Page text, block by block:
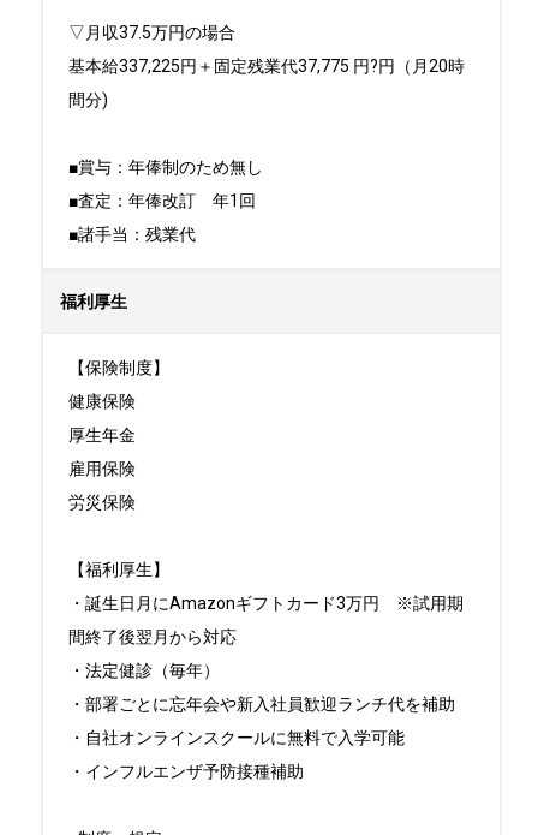
▽月収37.5万円の場合
基本給337,225円＋固定残業代37,775 円?円（月20時
間分)
■賞与：年俸制のため無し
■査定：年俸改訂　年1回
■諸手当：残業代
福利厚生
【保険制度】
健康保険
厚生年金
雇用保険
労災保険
【福利厚生】
・誕生日月にAmazonギフトカード3万円　※試用期
間終了後翌月から対応
・法定健診（毎年）
・部署ごとに忘年会や新入社員歓迎ランチ代を補助
・自社オンラインスクールに無料で入学可能
・インフルエンザ予防接種補助